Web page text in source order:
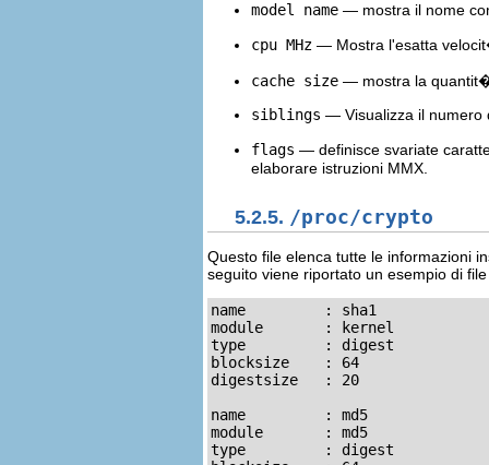
model name — mostra il nome
cpu MHz — Mostra l'esatta
cache size — mostra la quantit�
siblings — Visualizza il numero
flags — definisce svariate
elaborare istruzioni MMX.
5.2.5. /proc/crypto
Questo file elenca tutte le informazioni
seguito viene riportato un esempio di
name         : sha1
module       : kernel
type         : digest
blocksize    : 64
digestsize   : 20
name         : md5
module       : md5
type         : digest